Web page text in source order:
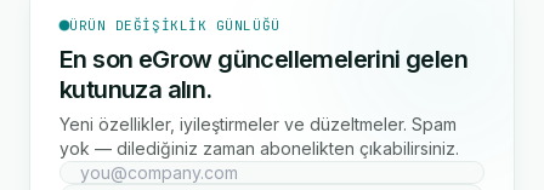
ÜRÜN DEĞIŞIKLIK GÜNLÜĞÜ
En son eGrow güncellemelerini gelen
kutunuza alın.
Yeni özellikler, iyileştirmeler ve düzeltmeler. Spam
yok — dilediğiniz zaman abonelikten çıkabilirsiniz.